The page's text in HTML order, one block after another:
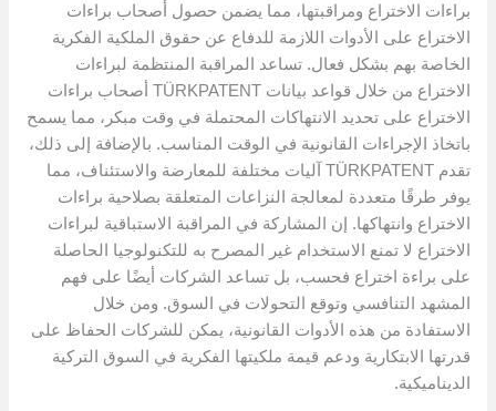
براءات الاختراع ومراقبتها، مما يضمن حصول أصحاب براءات
الاختراع على الأدوات اللازمة للدفاع عن حقوق الملكية الفكرية
الخاصة بهم بشكل فعال. تساعد المراقبة المنتظمة لبراءات
الاختراع من خلال قواعد بيانات TÜRKPATENT أصحاب براءات
الاختراع على تحديد الانتهاكات المحتملة في وقت مبكر، مما يسمح
باتخاذ الإجراءات القانونية في الوقت المناسب. بالإضافة إلى ذلك،
تقدم TÜRKPATENT آليات مختلفة للمعارضة والاستئناف، مما
يوفر طرقًا متعددة لمعالجة النزاعات المتعلقة بصلاحية براءات
الاختراع وانتهاكها. إن المشاركة في المراقبة الاستباقية لبراءات
الاختراع لا تمنع الاستخدام غير المصرح به للتكنولوجيا الحاصلة
على براءة اختراع فحسب، بل تساعد الشركات أيضًا على فهم
المشهد التنافسي وتوقع التحولات في السوق. ومن خلال
الاستفادة من هذه الأدوات القانونية، يمكن للشركات الحفاظ على
قدرتها الابتكارية ودعم قيمة ملكيتها الفكرية في السوق التركية
الديناميكية.